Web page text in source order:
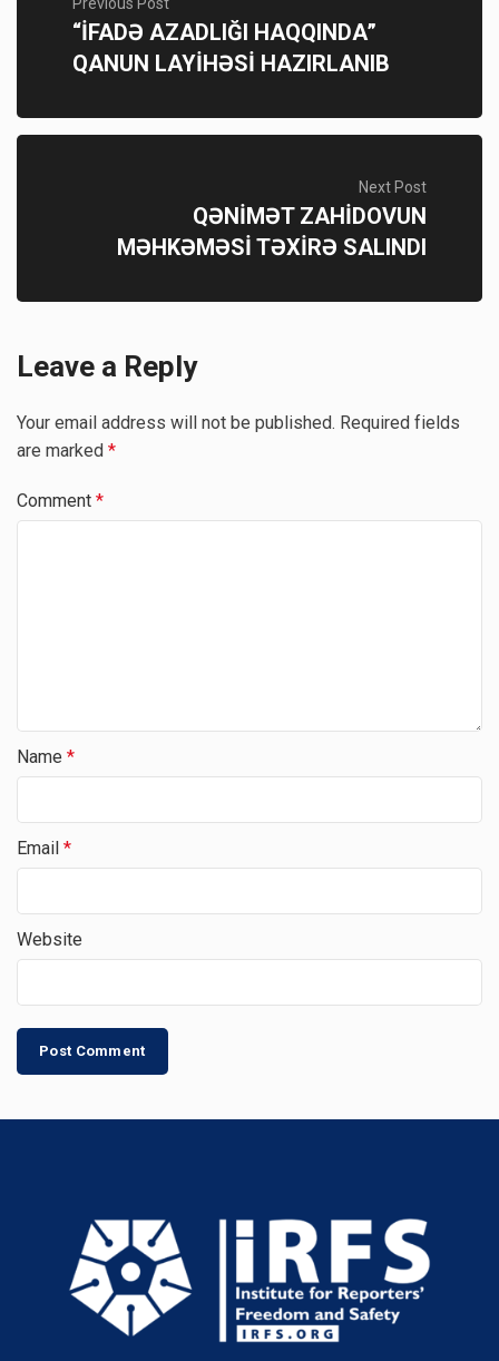
“İFADƏ AZADLIĞI HAQQINDA”
QANUN LAYİHƏSİ HAZIRLANIB
Next Post
QƏNİMƏT ZAHİDOVUN
MƏHKƏMƏSİ TƏXİRƏ SALINDI
Leave a Reply
Your email address will not be published. Required fields
are marked *
Comment *
Name *
Email *
Website